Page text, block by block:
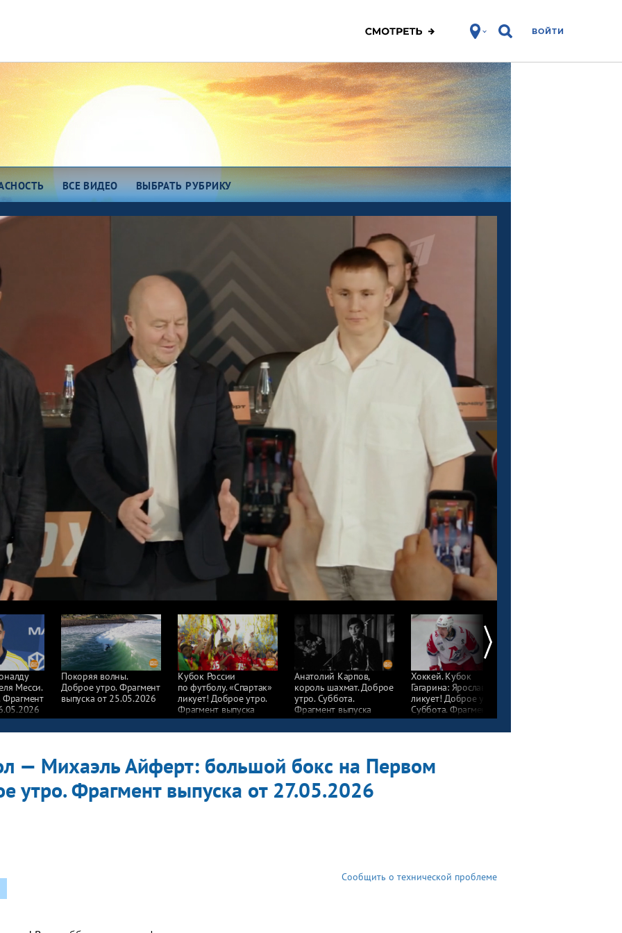
ВОЙТИ
ВСЕ ВИДЕО
о важном
космос
любовь
ОТК
Всякие хитрости
Про здоровье
Спорт
Фитнес
Про победу
О проекте
ВЫБРАТЬ РУБРИКУ
Месси.
Фрагмент
Покоряя волны.
Доброе утро. Фрагмент
выпуска от 25.05.2026
Кубок России
по футболу. «Спартак»
ликует! Доброе утро.
Фрагмент выпуска
от 25.05.2026
Анатолий Карпов,
король шахмат. Доброе
утро. Суббота.
Фрагмент выпуска
от 23.05.2026
Хоккей. Кубок
Гагарина: Ярославль
ликует! Доброе утро.
Суббота. Фрагмент
выпуска от 23.05.2026
— Михаэль Айферт: большой бокс на Первом
утро. Фрагмент выпуска от 27.05.2026
Сообщить о технической проблеме